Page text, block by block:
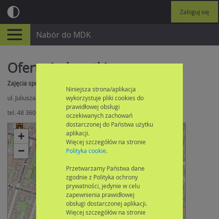
Zaloguj się
Nabór do MDK
Oferta jednostki
Zajęcia sportowe
ul. Juliusza Słowackiego 17, 26-610 Radom
tel. 48 3606202
Zajęcia sportowe
×
+
−
Niniejsza strona/aplikacja
wykorzystuje pliki cookies do
prawidłowej obsługi
oczekiwanych zachowań
dostarczonej do Państwa użytku
aplikacji.
Więcej szczegółów na stronie
Polityka cookie.
Przetwarzamy Państwa dane
zgodnie z Polityka ochrony
prywatności, jedynie w celu
zapewnienia prawidłowej
obsługi dostarczonej aplikacji.
Więcej szczegółów na stronie